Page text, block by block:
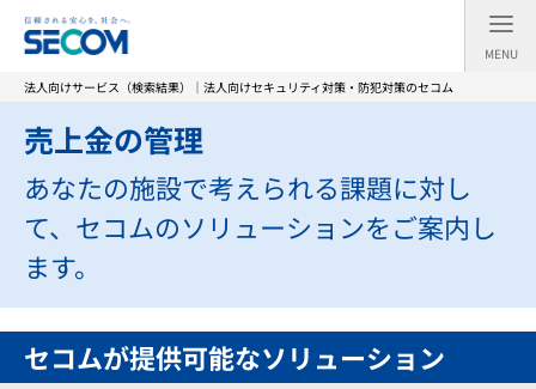
MENU
法人向けサービス（検索結果）｜法人向けセキュリティ対策・防犯対策のセコム
売上金の管理
あなたの施設で考えられる課題に対し
て、セコムのソリューションをご案内し
ます。
セコムが提供可能なソリューション